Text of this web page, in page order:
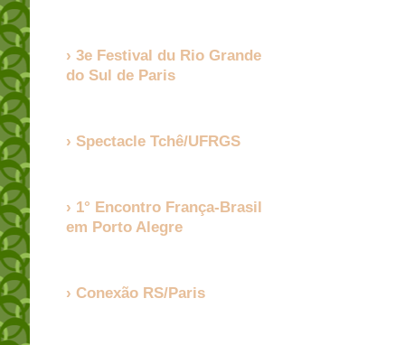
3e Festival du Rio Grande
do Sul de Paris
Spectacle Tchê/UFRGS
1° Encontro França-Brasil
em Porto Alegre
Conexão RS/Paris